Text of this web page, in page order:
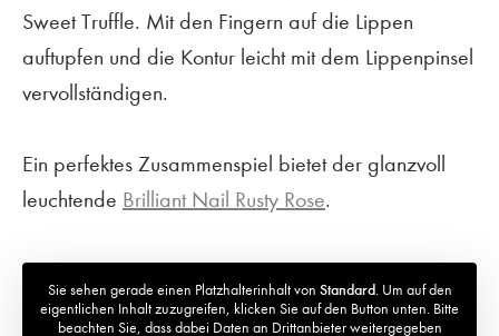
Sweet Truffle. Mit den Fingern auf die Lippen
auftupfen und die Kontur leicht mit dem Lippenpinsel
vervollständigen.
Ein perfektes Zusammenspiel bietet der glanzvoll
leuchtende Brilliant Nail Rusty Rose.
Sie sehen gerade einen Platzhalterinhalt von Standard. Um auf den
eigentlichen Inhalt zuzugreifen, klicken Sie auf den Button unten. Bitte
beachten Sie, dass dabei Daten an Drittanbieter weitergegeben